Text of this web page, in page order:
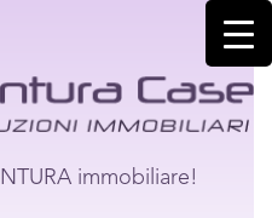
immobiliare!